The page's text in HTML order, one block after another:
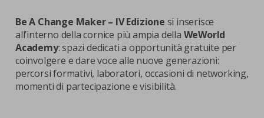
Be A Change Maker – IV Edizione si inserisce
all’interno della cornice più ampia della WeWorld
Academy: spazi dedicati a opportunità gratuite per
coinvolgere e dare voce alle nuove generazioni:
percorsi formativi, laboratori, occasioni di networking,
momenti di partecipazione e visibilità.